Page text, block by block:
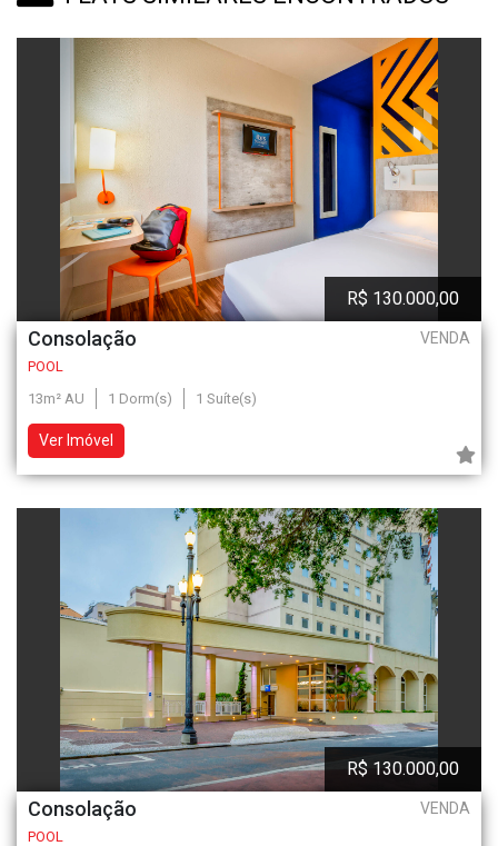
Consolação VENDA
R$ 130.000,00
POOL
13m² AU
1 Dorm(s) 1 Suíte(s)
Ver Imóvel
Consolação VENDA
R$ 130.000,00
POOL